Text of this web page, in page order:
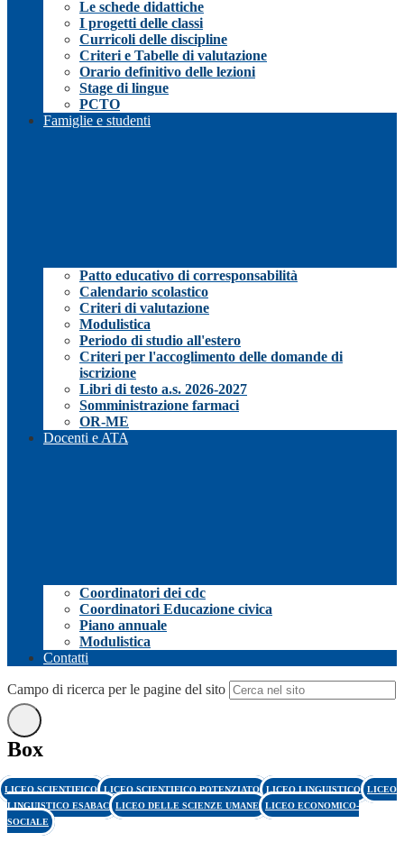
Le schede didattiche
I progetti delle classi
Curricoli delle discipline
Criteri e Tabelle di valutazione
Orario definitivo delle lezioni
Stage di lingue
PCTO
Famiglie e studenti
Patto educativo di corresponsabilità
Calendario scolastico
Criteri di valutazione
Modulistica
Periodo di studio all'estero
Criteri per l'accoglimento delle domande di
iscrizione
Libri di testo a.s. 2026-2027
Somministrazione farmaci
OR-ME
Docenti e ATA
Coordinatori dei cdc
Coordinatori Educazione civica
Piano annuale
Modulistica
Contatti
Campo di ricerca per le pagine del sito
Box
LICEO SCIENTIFICO LICEO SCIENTIFICO POTENZIATO LICEO LINGUISTICO LICEO
LINGUISTICO ESABAC LICEO DELLE SCIENZE UMANE LICEO ECONOMICO-
SOCIALE